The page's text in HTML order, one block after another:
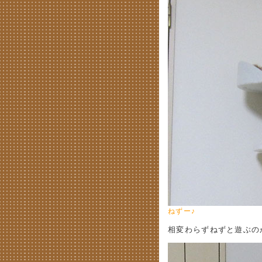
ねずー♪
相変わらずねずと遊ぶの